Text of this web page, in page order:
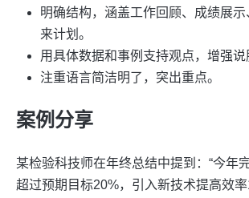
明确结构，涵盖工作回顾、成绩展
来计划。
用具体数据和事例支持观点，增强说
注重语言简洁明了，突出重点。
案例分享
某检验科技师在年终总结中提到：“今年
超过预期目标20%，引入新技术提高效